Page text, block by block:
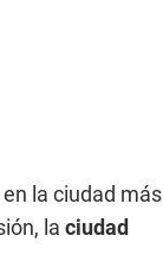
la ciudad más
la ciudad